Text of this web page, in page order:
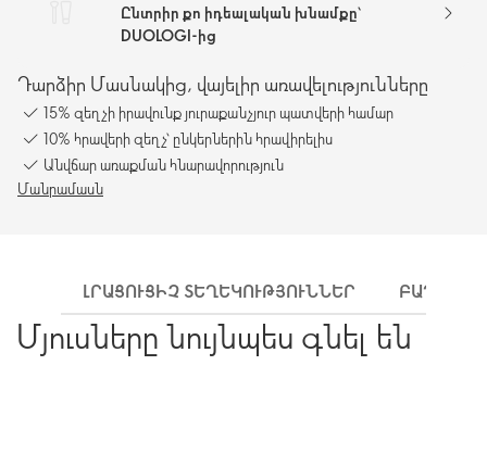
Ընտրիր քո իդեալական խնամքը՝
DUOLOGI-ից
Դարձիր Մասնակից, վայելիր առավելությունները
15% զեղչի իրավունք յուրաքանչյուր պատվերի համար
10% հրավերի զեղչ՝ ընկերներին հրավիրելիս
Անվճար առաքման հնարավորություն
Մանրամասն
ԼՐԱՑՈՒՑԻՉ ՏԵՂԵԿՈՒԹՅՈՒՆՆԵՐ
Մյուսները նույնպես գնել են